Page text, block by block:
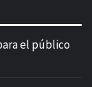
el público